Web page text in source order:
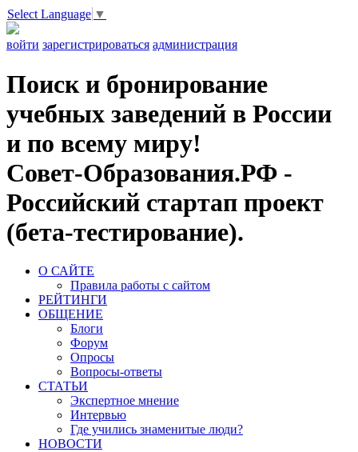
Select Language ▼
войти зарегистрироваться администрация
Поиск и бронирование
учебных заведений в России
и по всему миру!
Совет-Образования.РФ -
Российский стартап проект
(бета-тестирование).
О САЙТЕ
Правила работы с сайтом
РЕЙТИНГИ
ОБЩЕНИЕ
Блоги
Форум
Опросы
Вопросы-ответы
СТАТЬИ
Экспертное мнение
Интервью
Где учились знаменитые люди?
НОВОСТИ